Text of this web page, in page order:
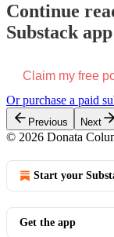
Continue
Substack app
Claim my free
Or purchase a paid
Previous Next
© 2026 Donata
Start your
Get the app